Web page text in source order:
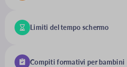
Limiti del tempo schermo
Compiti formativi per bambini